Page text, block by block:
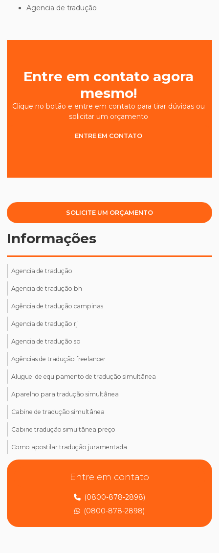
agencia de tradução
Entre em contato agora
mesmo!
Clique no botão e entre em contato para tirar dúvidas ou
solicitar um orçamento
ENTRE EM CONTATO
SOLICITE UM ORÇAMENTO
Informações
Agencia de tradução
Agencia de tradução bh
Agência de tradução campinas
Agencia de tradução rj
Agencia de tradução sp
Agências de tradução freelancer
Aluguel de equipamento de tradução simultânea
Aparelho para tradução simultânea
Cabine de tradução simultânea
Cabine tradução simultânea preço
Como apostilar tradução juramentada
Como ativar tradução simultânea no teams
Como ativar tradução simultânea no zoom
Como dizer tradução juramentada em inglês
Como encontrar um tradutor juramentado
Entre em contato
(0800-878-2898)
(0800-878-2898)